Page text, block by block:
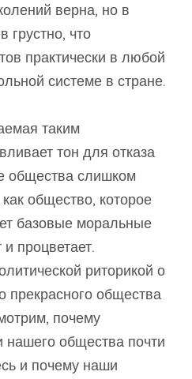
верна, но в
грустно, что
практически в любой
системе в стране.
таким
тон для отказа
общества слишком
общество, которое
базовые моральные
и процветает.
риторикой о
прекрасного общества
почему
нашего общества почти
и почему наши